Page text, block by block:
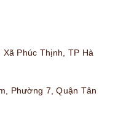
Phúc Thịnh, TP Hà
Phường 7, Quận Tân